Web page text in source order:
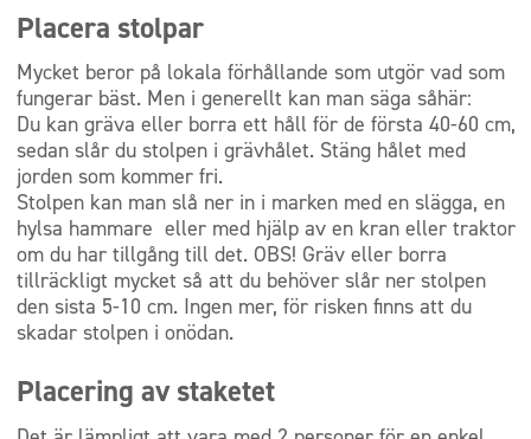
Placera stolpar
Mycket beror på lokala förhållande som utgör vad som
fungerar bäst. Men i generellt kan man säga såhär:
Du kan gräva eller borra ett håll för de första 40-60 cm,
sedan slår du stolpen i grävhålet. Stäng hålet med
jorden som kommer fri.
Stolpen kan man slå ner in i marken med en slägga, en
hylsa hammare eller med hjälp av en kran eller traktor
om du har tillgång till det. OBS! Gräv eller borra
tillräckligt mycket så att du behöver slår ner stolpen
den sista 5-10 cm. Ingen mer, för risken finns att du
skadar stolpen i onödan.
Placering av staketet